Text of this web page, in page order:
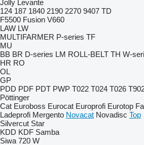
Jolly Levante
124 187 1840 2190 2270 9407 TD
F5500 Fusion V660
LAW LW
MULTIFARMER P-series TF
MU
BB BR D-series LM ROLL-BELT TH W-
HR RO
OL
GP
PDD PDF PDT PWP T022 T024 T026
Pöttinger
Cat Euroboss Eurocat Europrofi Eurotop
Ladeprofi Mergento Novacat Novadisc Top
Silvercut Star
KDD KDF Samba
Siwa 720 W